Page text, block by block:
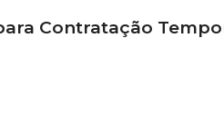
Contratação